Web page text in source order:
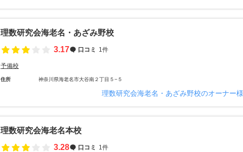
理数研究会海老名・あざみ野校
3.17
口コミ 1件
予備校
住所 神奈川県海老名市大谷南２丁目５−５
理数研究会海老名・あざみ野校のオーナー
理数研究会海老名本校
3.28
口コミ 1件